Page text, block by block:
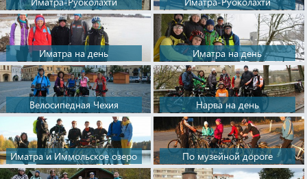
Иматра на день Иматра на день
Велосипедная Чехия Нарва на день
Иматра и Иммольское озеро По музейной дороге